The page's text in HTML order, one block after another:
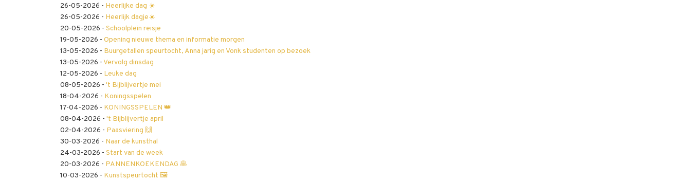
26-05-2026 - Heerlijke dag ☀️
26-05-2026 - Heerlijk dagje☀️
20-05-2026 - Schoolplein reisje
19-05-2026 - Opening nieuwe thema en informatie morgen
13-05-2026 - Buurgetallen speurtocht, Anna jarig en Vonk studenten op bezoek
13-05-2026 -Vervolg dinsdag
12-05-2026 - Leuke dag
08-05-2026 - 't Bijblijvertje mei
18-04-2026 - Koningsspelen
17-04-2026 - KONINGSSPELEN 👑
08-04-2026 - 't Bijblijvertje april
02-04-2026 - Paasviering 🙌
30-03-2026 - Naar de kunsthal
24-03-2026 - Start van de week
20-03-2026 - PANNENKOEKENDAG 🥞
10-03-2026 - Kunstspeurtocht 🖼️